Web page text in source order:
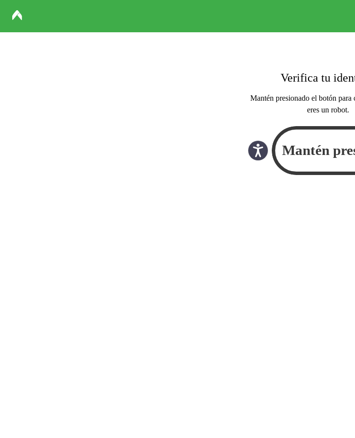
Verifica tu
Mantén presionado el botón para
eres un robot.